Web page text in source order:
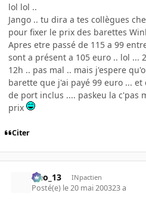
lol lol ..
Jango .. tu dira a tes collègues
pour fixer le prix des barettes
Apres etre passé de 115 a 99
sont a présent a 105 euro .. lol ...
12h .. pas mal .. mais j'espere
barette que j'ai payé 99 euro ...
de port inclus .... paskeu la c'pas
prix
Citer
Neo_13 INpactien
Posté(e) le 20 mai 200323 a